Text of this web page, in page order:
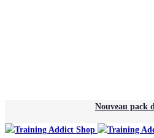
Nouveau pack